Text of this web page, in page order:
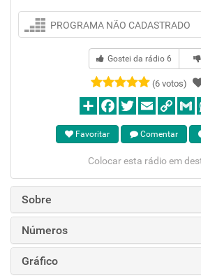
PROGRAMA NÃO CADASTRADO
Gostei da rádio 6
(6 votos)
Favoritar Comentar
Colocar esta rádio em
Sobre
Números
Gráfico